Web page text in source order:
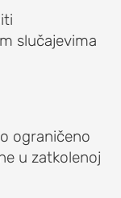
slučajevima
ograničeno
u zatkolenoj